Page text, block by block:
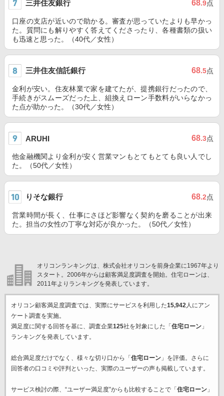
三井住友銀行 68.9点
口座の支店が近いので助かる。審査が思っていたよりも早かっ
た。質問にも解りやすく答えてくださったり、各種書類の扱い
も迅速と思った。（40代／女性）
三井住友信託銀行 68.5点
金利が安い。住友林業で家を建てたが、提携銀行だったので、
手続きがスムーズだった上、組換えローン手数料がいらなかっ
た点が助かった。（30代／女性）
ARUHI 68.3点
他金融機関より金利が安く営業マンもとてもとても良い人でし
た。（50代／女性）
りそな銀行 68.2点
営業時間が長く、仕事にさほど影響なく契約を磨ることが出来
た。担当の女性の丁寧な対応が良かった。（50代／女性）
オリコンランキングは、株式会社オリコンを前身企業に1967年より
スタート。2006年からは顧客満足度調査を開始。住宅ローンは、
2011年よりランキングを発表しています。
オリコン顧客満足度調査では、実際にサービスを利用した15,942人にアン
ケート調査を実施。
満足度に関する回答を基に、調査企業125社を対象にした「 住宅ローン」
ランキングを発表しています。
総合満足度だけでなく、様々な切り口から「 住宅ローン」を評価。さらに
回答者の口コミや評判といった、実際のユーザーの声も掲載しています。
サービス検討の際、“ユーザー満足度”からも比較することで「 住宅ローン」